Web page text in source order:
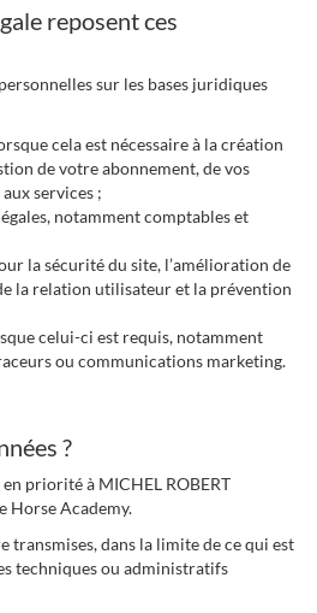
reposent ces
sur les bases juridiques
cela est nécessaire à la création
de votre abonnement, de vos
services ;
notamment comptables et
la sécurité du site, l’amélioration de
la relation utilisateur et la prévention
celui-ci est requis, notamment
ou communications marketing.
?
priorité à MICHEL ROBERT
Horse Academy.
transmises, dans la limite de ce qui est
techniques ou administratifs